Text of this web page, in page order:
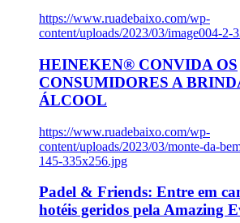
https://www.ruadebaixo.com/wp-
content/uploads/2023/03/image004-2-
HEINEKEN® CONVIDA OS
CONSUMIDORES A
ÁLCOOL
https://www.ruadebaixo.com/wp-
content/uploads/2023/03/monte-da-
145-335x256.jpg
Padel & Friends: Entre em
hotéis geridos pela Amazing